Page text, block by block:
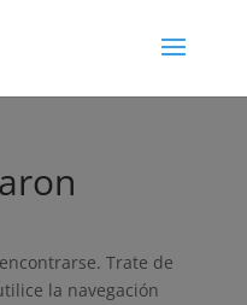
Trate de
la navegación